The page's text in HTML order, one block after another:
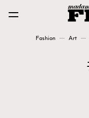
Fashion Art